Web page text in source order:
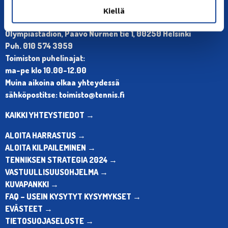
Kiellä
Olympiastadion, Paavo Nurmen tie 1, 00250 Helsinki
Puh. 010 574 3959
Toimiston puhelinajat:
ma-pe klo 10.00-12.00
Muina aikoina olkaa yhteydessä
sähköpostitse: toimisto@tennis.fi
KAIKKI YHTEYSTIEDOT →
ALOITA HARRASTUS →
ALOITA KILPAILEMINEN →
TENNIKSEN STRATEGIA 2024 →
VASTUULLISUUSOHJELMA →
KUVAPANKKI →
FAQ – USEIN KYSYTYT KYSYMYKSET →
EVÄSTEET →
TIETOSUOJASELOSTE →